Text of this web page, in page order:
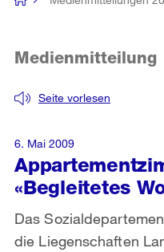
«Begleitetes
Seite vorlesen
Medienmitteilung
Das
die Liegenschaften
6. Mai 2009